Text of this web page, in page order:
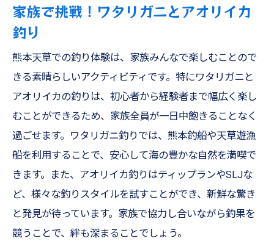
家族で挑戦！ワタリガニとアオリイカ
釣り
熊本天草での釣り体験は、家族みんなで楽しむことので
きる素晴らしいアクティビティです。特にワタリガニと
アオリイカの釣りは、初心者から経験者まで幅広く楽し
むことができるため、家族全員が一日中飽きることなく
過ごせます。ワタリガニ釣りでは、熊本釣船や天草遊漁
船を利用することで、安心して海の豊かな自然を満喫で
きます。また、アオリイカ釣りはティップランやSLJな
ど、様々な釣りスタイルを試すことができ、新鮮な驚き
と発見が待っています。家族で協力し合いながら釣果を
競うことで、絆も深まることでしょう。